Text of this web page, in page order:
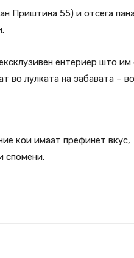
Приштина 55) и отсега
ентериер што
во лулката на забавата –
кои имаат префинет вкус,
спомени.